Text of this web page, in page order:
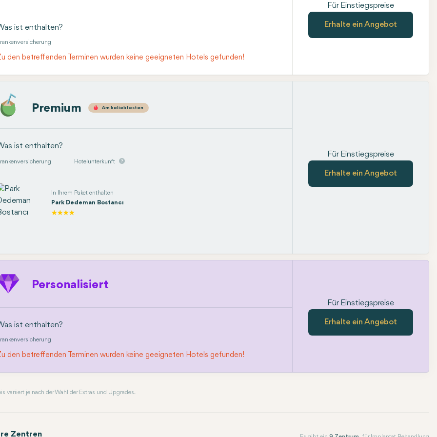
ist enthalten?
den betreffenden Terminen wurden keine geeigneten Hotels gefunden!
Für Einstiegspreise
Erhalte ein Angebot
Premium Am beliebtesten
ist enthalten?
Hotelunterkunft
In Ihrem Paket enthalten
Park Dedeman Bostancı
Für Einstiegspreise
Erhalte ein Angebot
Personalisiert
ist enthalten?
den betreffenden Terminen wurden keine geeigneten Hotels gefunden!
Für Einstiegspreise
Erhalte ein Angebot
variiert je nach der Wahl der Extras und Upgrades.
Zentren